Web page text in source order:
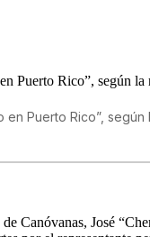
Puerto Rico”,
Canóvanas, José